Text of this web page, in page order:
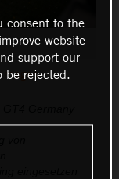
consent to the
website
support our
be rejected.